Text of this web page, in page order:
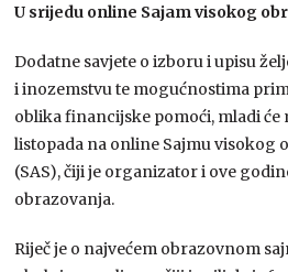
U srijedu online Sajam visokog
Dodatne savjete o izboru i upisu
i inozemstvu te mogućnostima
oblika financijske pomoći, mladi će
listopada na online Sajmu visokog
(SAS), čiji je organizator i ove
obrazovanja.
Riječ je o najvećem obrazovnom